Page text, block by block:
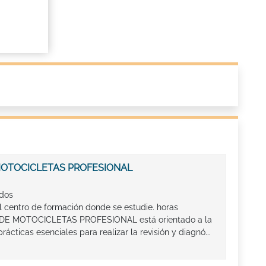
PROFESIONAL
centro de formación donde se estudie. horas
MOTOCICLETAS PROFESIONAL está orientado a la
esenciales para realizar la revisión y diagnó...